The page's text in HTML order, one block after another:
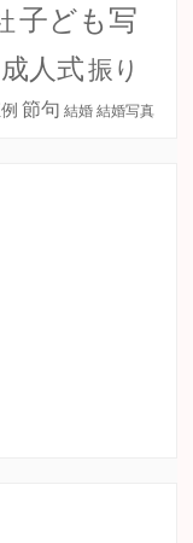
子ども写
成人式振り
節句 結婚 結婚写真